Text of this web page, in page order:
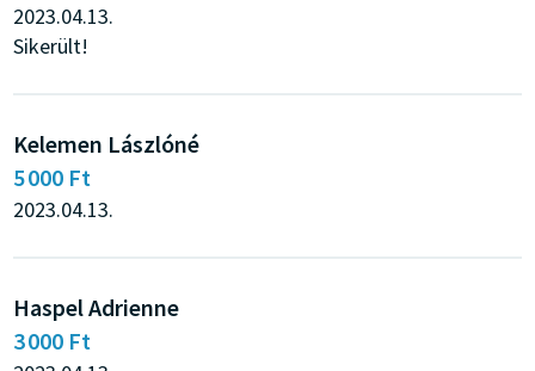
2023.04.13.
Sikerült!
Kelemen Lászlóné
5 000 Ft
2023.04.13.
Haspel Adrienne
3 000 Ft